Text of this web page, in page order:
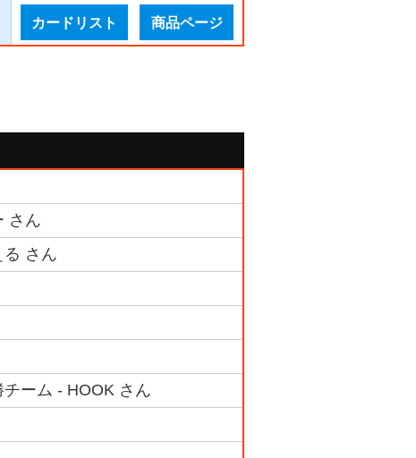
カードリスト 商品ページ
さん
さん
ーム - HOOK さん